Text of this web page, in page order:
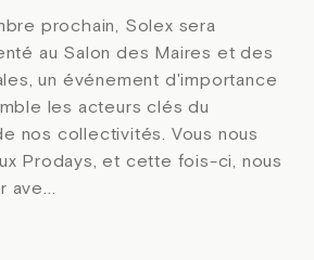
prochain, Solex sera
au Salon des Maires et des
un événement d'importance
les acteurs clés du
nos collectivités. Vous nous
Prodays, et cette fois-ci, nous
ave...